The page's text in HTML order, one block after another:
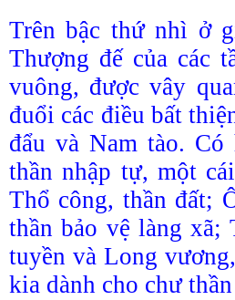
Trên bậc thứ nhì ở
Thượng đế của các
vuông, được vây
đuổi các điều bất
đẩu và Nam tào.
thần nhập tự, một
Thổ công, thần đất;
thần bảo vệ làng
tuyền và Long
kia dành cho chư